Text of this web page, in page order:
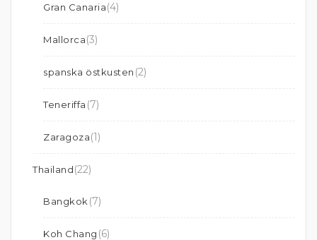
Gran Canaria(4)
Mallorca(3)
spanska östkusten (2)
Teneriffa (7)
Zaragoza(1)
Thailand(22)
Bangkok (7)
Koh Chang (6)